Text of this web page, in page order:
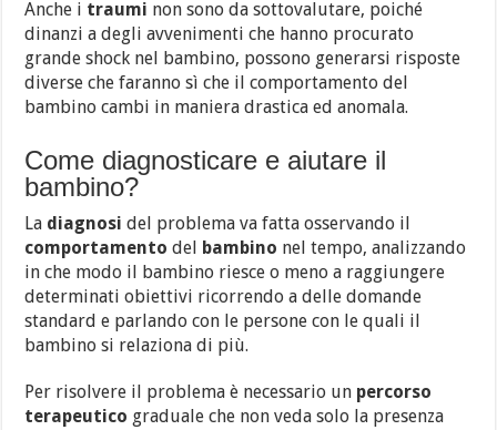
Anche i traumi non sono da sottovalutare, poiché
dinanzi a degli avvenimenti che hanno procurato
grande shock nel bambino, possono generarsi risposte
diverse che faranno sì che il comportamento del
bambino cambi in maniera drastica ed anomala.
Come diagnosticare e aiutare il
bambino?
La diagnosi del problema va fatta osservando il
comportamento del bambino nel tempo, analizzando
in che modo il bambino riesce o meno a raggiungere
determinati obiettivi ricorrendo a delle domande
standard e parlando con le persone con le quali il
bambino si relaziona di più.
Per risolvere il problema è necessario un percorso
terapeutico graduale che non veda solo la presenza